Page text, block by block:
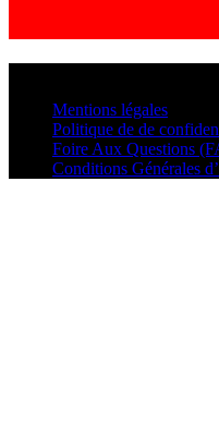
Mentions légales
Politique de de
Foire Aux Questions
Conditions Générales